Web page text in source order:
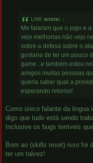
LNK wrote: ↑
Me falaram que o jogo e
vejo melhorias não vejo
sobre a defesa sobre o
gostaria de ter um pouco
game...e também estou
amigos muitas pessoas
queria saber qual a
esperando retorno!
Como único falante da lingua
digo que tudo está sendo
Inclusive os bugs terriveis
Bom ao (skills reset) isso foi
ter um talvez!